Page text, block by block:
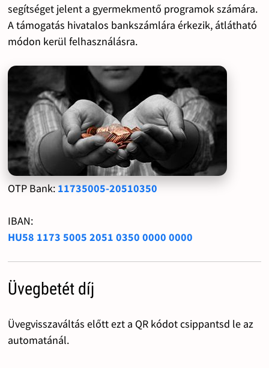
segítséget jelent a gyermekmentő programok számára.
A támogatás hivatalos bankszámlára érkezik, átlátható
módon kerül felhasználásra.
OTP Bank: 11735005-20510350
IBAN:
HU58 1173 5005 2051 0350 0000 0000
Üvegbetét díj
Üvegvisszaváltás előtt ezt a QR kódot csippantsd le az
automatánál.